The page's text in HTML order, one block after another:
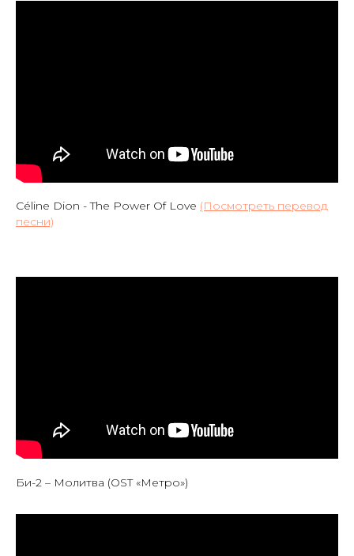
Céline Dion - The Power Of Love (Посмотреть перевод
песни)
Би-2 – Молитва (OST «Метро»)